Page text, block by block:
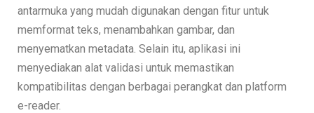
antarmuka yang mudah digunakan dengan fitur untuk
memformat teks, menambahkan gambar, dan
menyematkan metadata. Selain itu, aplikasi ini
menyediakan alat validasi untuk memastikan
kompatibilitas dengan berbagai perangkat dan platform
e-reader.